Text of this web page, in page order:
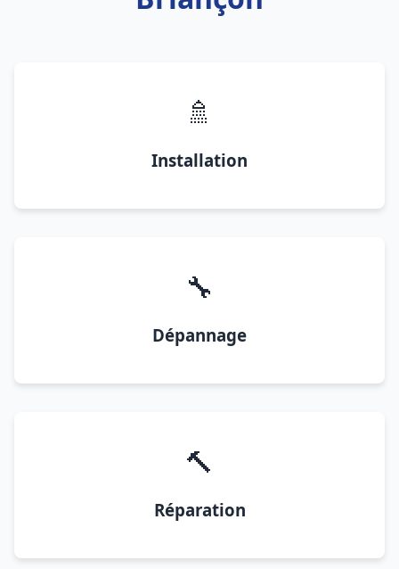
🚿
Installation
🔧
Dépannage
🔨
Réparation